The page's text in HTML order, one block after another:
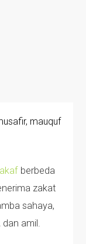
berbeda
zakat
sahaya,
dan amil.